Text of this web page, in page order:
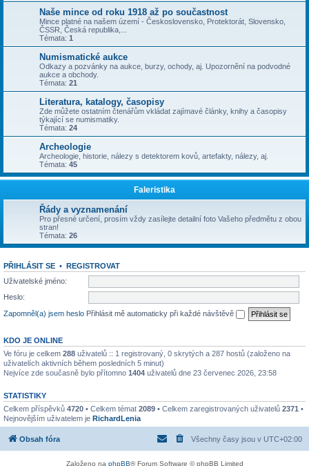
Naše mince od roku 1918 až po součastnost
Mince platné na našem území - Československo, Protektorát, Slovensko,
ČSSR, Česká republika,...
Témata: 1
Numismatické aukce
Odkazy a pozvánky na aukce, burzy, ochody, aj. Upozornění na podvodné
aukce a obchody.
Témata: 21
Literatura, katalogy, časopisy
Zde můžete ostatním čtenářům vkládat zajímavé články, knihy a časopisy
týkající se numismatiky.
Témata: 24
Archeologie
Archeologie, historie, nálezy s detektorem kovů, artefakty, nálezy, aj.
Témata: 45
Faleristika
Řády a vyznamenání
Pro přesné určení, prosím vždy zasílejte detailní foto Vašeho předmětu z obou
stran!
Témata: 26
PŘIHLÁSIT SE • REGISTROVAT
Uživatelské jméno:
Heslo:
Zapomněl(a) jsem heslo Přihlásit mě automaticky při každé návštěvě
KDO JE ONLINE
Ve fóru je celkem 288 uživatelů :: 1 registrovaný, 0 skrytých a 287 hostů (založeno na
uživatelích aktivních během posledních 5 minut)
Nejvíce zde současně bylo přítomno 1404 uživatelů dne 23 červenec 2026, 23:58
STATISTIKY
Celkem příspěvků 4720 • Celkem témat 2089 • Celkem zaregistrovaných uživatelů 2371 •
Nejnovějším uživatelem je RichardLenia
Obsah fóra Všechny časy jsou v UTC+02:00
Založeno na phpBB® Forum Software © phpBB Limited